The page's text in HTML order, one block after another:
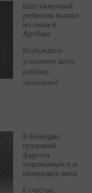
Шестилетний
ребенок выпал
из окна в
Артёме
Возбуждено
уголовное дело,
ребёнку
оказывают
В Находке
грузовой
фургон
опрокинулся и
повредил авто
К счастью,